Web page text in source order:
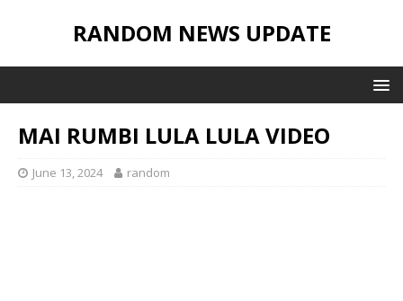
RANDOM NEWS UPDATE
MAI RUMBI LULA LULA VIDEO
June 13, 2024 random